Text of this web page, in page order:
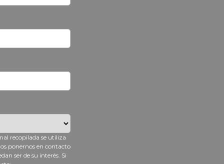
recopilada se utiliza
ponernos en contacto
ser de su interés. Si